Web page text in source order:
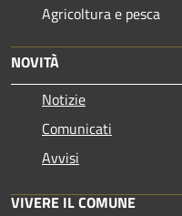
Agricoltura e pesca
NOVITÀ
Notizie
Comunicati
Avvisi
VIVERE IL COMUNE